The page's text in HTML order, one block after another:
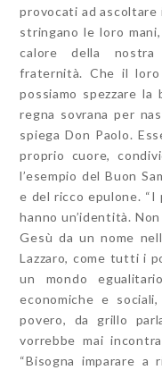
provocati ad
stringano le loro
calore della nostra
fraternità. Che il
possiamo spezzare
regna sovrana per
spiega Don Paolo.
proprio cuore,
l’esempio del Buon
e del ricco epulone. “I
hanno un’identità.
Gesù da un nome
Lazzaro, come tutti i
un mondo
economiche e
povero, da grillo
vorrebbe mai
“Bisogna imparare a